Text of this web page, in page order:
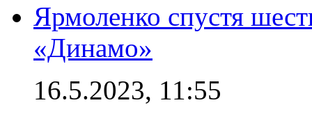
Ярмоленко спустя
«Динамо»
16.5.2023, 11:55